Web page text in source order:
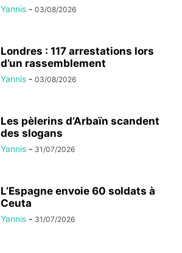
Yannis - 03/08/2026
Londres : 117 arrestations lors
d’un rassemblement
Yannis - 03/08/2026
Les pèlerins d’Arbaïn scandent
des slogans
Yannis - 31/07/2026
L’Espagne envoie 60 soldats à
Ceuta
Yannis - 31/07/2026